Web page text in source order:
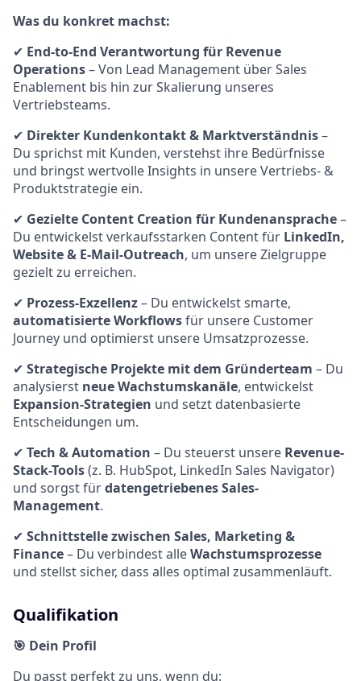
Was du konkret machst:
✔ End-to-End Verantwortung für Revenue
Operations– Von Lead Management über Sales
Enablement bis hin zur Skalierung unseres
Vertriebsteams.
✔ Direkter Kundenkontakt & Marktverständnis–
Du sprichst mit Kunden, verstehst ihre Bedürfnisse
und bringst wertvolle Insights in unsere Vertriebs- &
Produktstrategie ein.
✔ Gezielte Content Creation für Kundenansprache–
Du entwickelst verkaufsstarken Content für LinkedIn,
Website & E-Mail-Outreach, um unsere Zielgruppe
gezielt zu erreichen.
✔ Prozess-Exzellenz– Du entwickelst smarte,
automatisierte Workflowsfür unsere Customer
Journey und optimierst unsere Umsatzprozesse.
✔ Strategische Projekte mit dem Gründerteam – Du
analysierst neue Wachstumskanäle, entwickelst
Expansion-Strategien und setzt datenbasierte
Entscheidungen um.
✔ Tech & Automation – Du steuerst unsere Revenue-
Stack-Tools(z. B. HubSpot, LinkedIn Sales Navigator)
und sorgst fürdatengetriebenes Sales-
Management.
✔ Schnittstelle zwischen Sales, Marketing &
Finance– Du verbindest alleWachstumsprozesse
und stellst sicher, dass alles optimal zusammenläuft.
Qualifikation
🎯 Dein Profil
Du passt perfekt zu uns, wenn du: